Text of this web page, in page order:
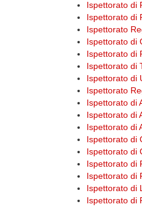
Ispettorato di
Ispettorato di
Ispettorato
Ispettorato di
Ispettorato di
Ispettorato di
Ispettorato di
Ispettorato
Ispettorato di
Ispettorato di
Ispettorato di
Ispettorato di
Ispettorato di
Ispettorato di
Ispettorato di
Ispettorato di
Ispettorato di